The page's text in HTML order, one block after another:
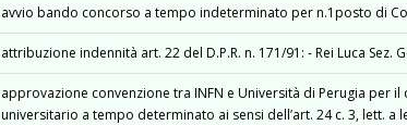
avvio bando concorso a tempo indeterminato per n.1posto di
attribuzione indennità art. 22 del D.P.R. n. 171/91: - Rei Luca Sez.
approvazione convenzione tra INFN e Università di Perugia
universitario a tempo determinato ai sensi dell’art. 24 c. 3, lett. a